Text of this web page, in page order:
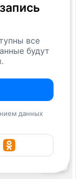
все
будут
данных